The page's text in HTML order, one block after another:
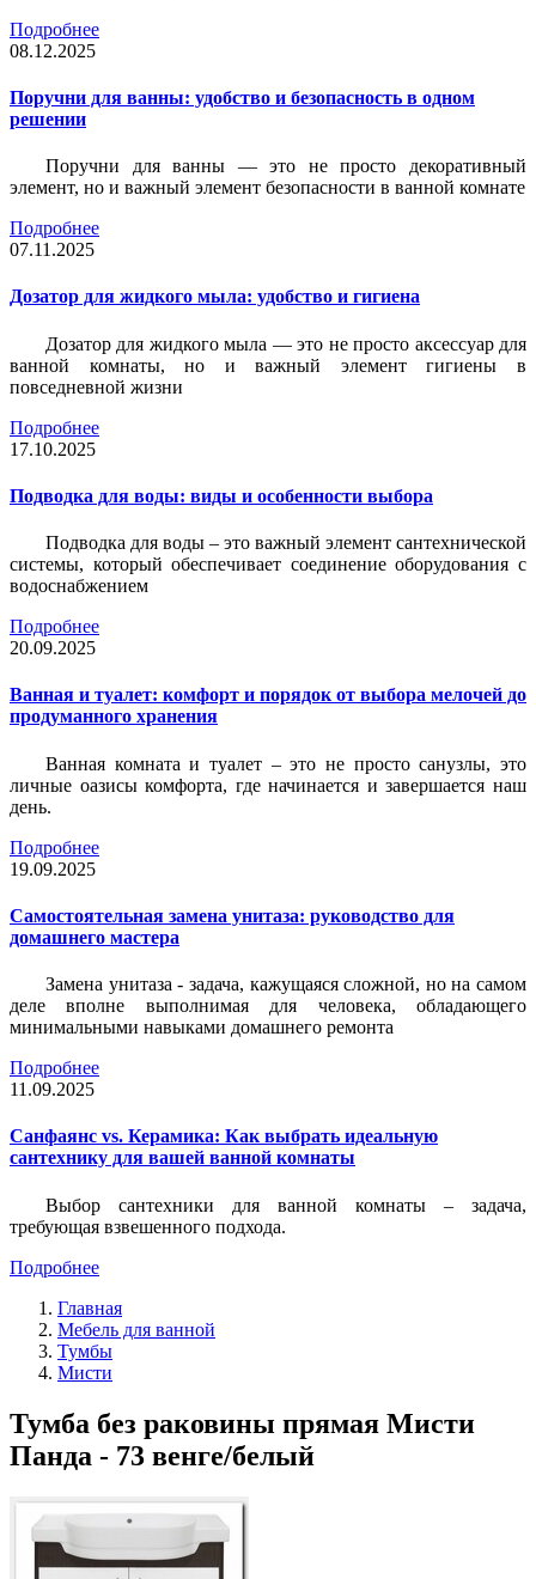
Подробнее
08.12.2025
Поручни для ванны: удобство и безопасность в одном
решении
Поручни для ванны — это не просто декоративный
элемент, но и важный элемент безопасности в ванной комнате
Подробнее
07.11.2025
Дозатор для жидкого мыла: удобство и гигиена
Дозатор для жидкого мыла — это не просто аксессуар для
ванной комнаты, но и важный элемент гигиены в
повседневной жизни
Подробнее
17.10.2025
Подводка для воды: виды и особенности выбора
Подводка для воды – это важный элемент сантехнической
системы, который обеспечивает соединение оборудования с
водоснабжением
Подробнее
20.09.2025
Ванная и туалет: комфорт и порядок от выбора мелочей до
продуманного хранения
Ванная комната и туалет – это не просто санузлы, это
личные оазисы комфорта, где начинается и завершается наш
день.
Подробнее
19.09.2025
Самостоятельная замена унитаза: руководство для
домашнего мастера
Замена унитаза - задача, кажущаяся сложной, но на самом
деле вполне выполнимая для человека, обладающего
минимальными навыками домашнего ремонта
Подробнее
11.09.2025
Санфаянс vs. Керамика: Как выбрать идеальную
сантехнику для вашей ванной комнаты
Выбор сантехники для ванной комнаты – задача,
требующая взвешенного подхода.
Подробнее
Главная
Мебель для ванной
Тумбы
Мисти
Тумба без раковины прямая Мисти
Панда - 73 венге/белый